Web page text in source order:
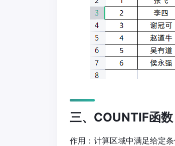
三、COUNTIF函数
作用：计算区域中满足给定